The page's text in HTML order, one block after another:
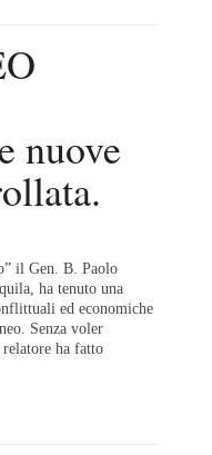
nuove
il Gen. B. Paolo
ha tenuto una
ed economiche
Senza voler
ha fatto